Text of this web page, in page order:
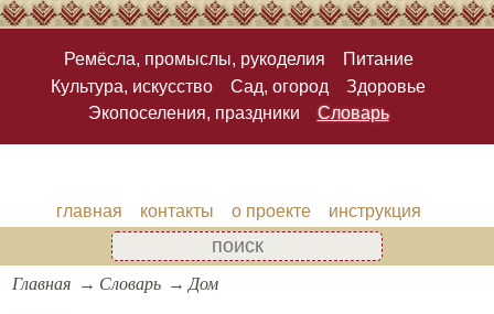
Ремёсла, промыслы, рукоделия
Питание
Культура, искусство
Сад, огород
Здоровье
Экопоселения, праздники
Словарь
главная контакты о проекте инструкция
Главная Словарь Дом